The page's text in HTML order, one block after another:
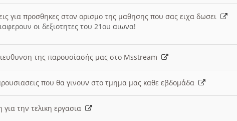
για προσθηκες στον ορισμο της μαθησης που σας ειχα δωσει
οι δεξιοτητες του 21ου αιωνα!
της παρουσίασής μας στο Msstream
που θα γινουν στο τμημα μας καθε εβδομάδα
την τελικη εργασια